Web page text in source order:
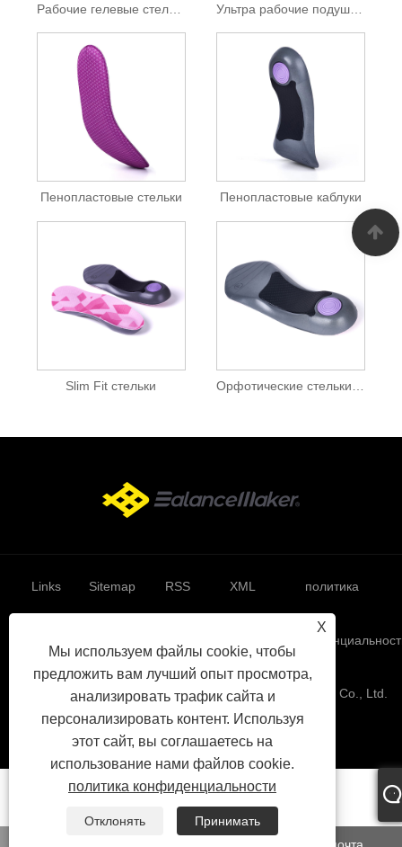
Рабочие гелевые стельки
Пенопластовые стельки Пенопластовые каблуки
Slim Fit стельки Орфотические стельки по подошвенной фасции
X
Мы используем файлы cookie, чтобы
предложить вам лучший опыт просмотра,
анализировать трафик сайта и
персонализировать контент. Используя
этот сайт, вы соглашаетесь на
использование нами файлов cookie.
политика конфиденциальности
Отклонять
Принимать
Links Sitemap RSS XML политика
Авторские права © 2024 XiaMen BM Health Technology Co., Ltd.
Все права защищены.